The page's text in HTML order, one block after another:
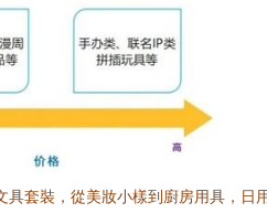
裝，從美妝小樣到廚房用具，日